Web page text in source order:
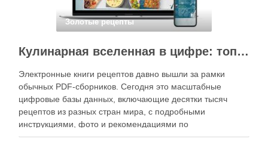
Золотые рецепты
Кулинарная вселенная в цифре: топ-3 самых больших электронных книг рецептов
Электронные книги рецептов давно вышли за рамки
обычных PDF-сборников. Сегодня это масштабные
цифровые базы данных, включающие десятки тысяч
рецептов из разных стран мира, с подробными
инструкциями, фото и рекомендациями по
приготовлению. В отличие от печатных изданий,